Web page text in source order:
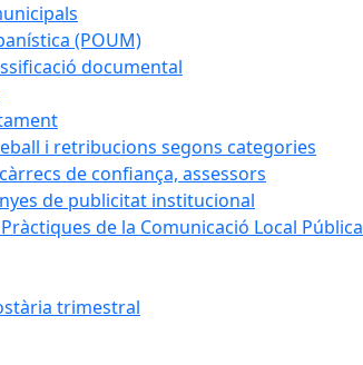
(POUM)
documental
i retribucions segons categories
de confiança, assessors
de publicitat institucional
de la Comunicació Local Pública
trimestral